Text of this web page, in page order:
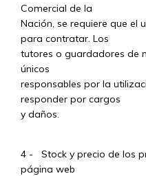
Comercial de la
Nación, se requiere que el
para contratar. Los
tutores o guardadores de
únicos
responsables por la
responder por cargos
y daños.
4 - Stock y precio de los
página web